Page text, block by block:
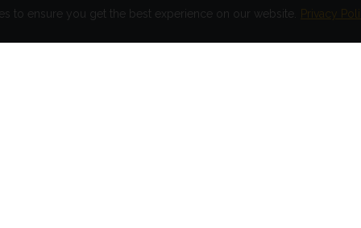
Réalisation EASY HIGH T
to ensure you get the best experience on our website. Privacy